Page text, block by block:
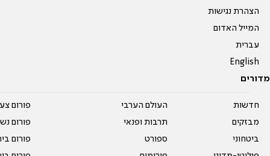
הצהרת נגישות
המייל האדום
עברית
English
מדורים
חדשות
מבזקים
ביטחוני
העולם הערבי
תרבות ופנאי
ספורט
פורום
פורום
פורום